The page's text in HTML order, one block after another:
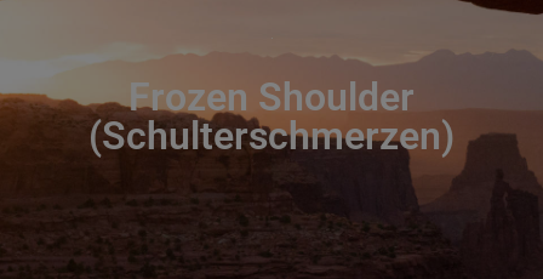
Frozen Shoulder
(Schulterschmerzen)